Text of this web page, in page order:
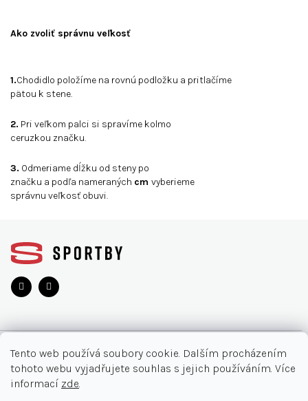
Tento web používá soubory cookie. Dalším procházením
tohoto webu vyjadřujete souhlas s jejich používáním. Více
informací zde.
Ako zvoliť správnu veľkosť
1.Chodidlo položíme na rovnú podložku a pritlačíme
pätou k stene.
2. Pri veľkom palci si spravíme kolmo
ceruzkou značku.
3. Odmeriame dĺžku od steny po
značku a podľa nameraných cm vyberieme
správnu veľkosť obuvi.
O NÁKUPU
Akce
INFORMACE